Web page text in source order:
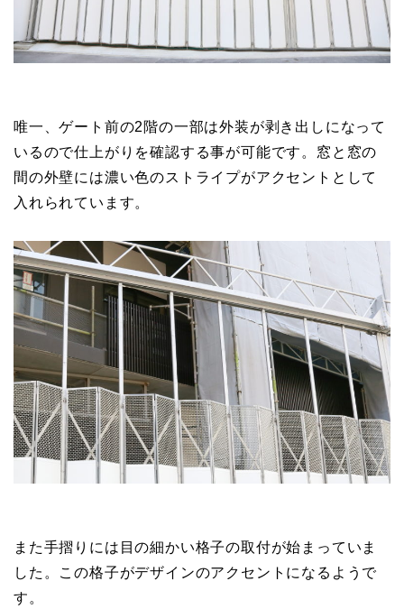
唯一、ゲート前の2階の一部は外装が剥き出しになって
いるので仕上がりを確認する事が可能です。窓と窓の
間の外壁には濃い色のストライプがアクセントとして
入れられています。
また手摺りには目の細かい格子の取付が始まっていま
した。この格子がデザインのアクセントになるようで
す。